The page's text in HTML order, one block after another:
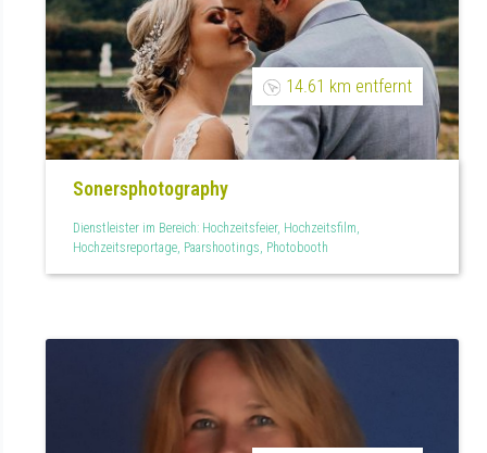
14.61 km entfernt
Sonersphotography
Dienstleister im Bereich: Hochzeitsfeier, Hochzeitsfilm,
Hochzeitsreportage, Paarshootings, Photobooth